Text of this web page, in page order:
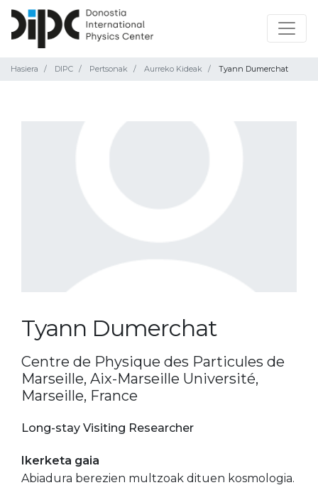
Hasiera DIPC Pertsonak Aurreko Kideak Tyann Dumerchat
Tyann Dumerchat
Centre de Physique des Particules de
Marseille, Aix-Marseille Université,
Marseille, France
Long-stay Visiting Researcher
Ikerketa gaia
Abiadura berezien multzoak dituen kosmologia.